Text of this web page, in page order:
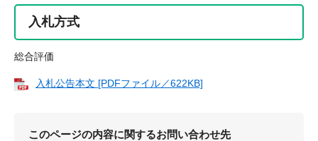
入札方式
総合評価
入札公告本文 [PDFファイル／622KB]
このページの内容に関するお問い合わせ先